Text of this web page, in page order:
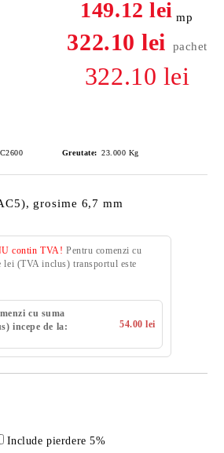
149.12 lei mp
322.10 lei pachet
322.10 lei
Greutate: 23.000 Kg
grosime 6,7 mm
contin TVA! Pentru comenzi cu
lei (TVA inclus) transportul este
cu suma
incepe de la:
54.00 lei
Include pierdere 5%